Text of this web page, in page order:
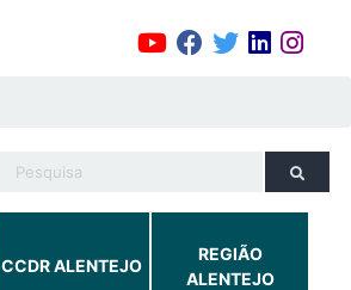
CCDR ALENTEJO
REGIÃO
ALENTEJO